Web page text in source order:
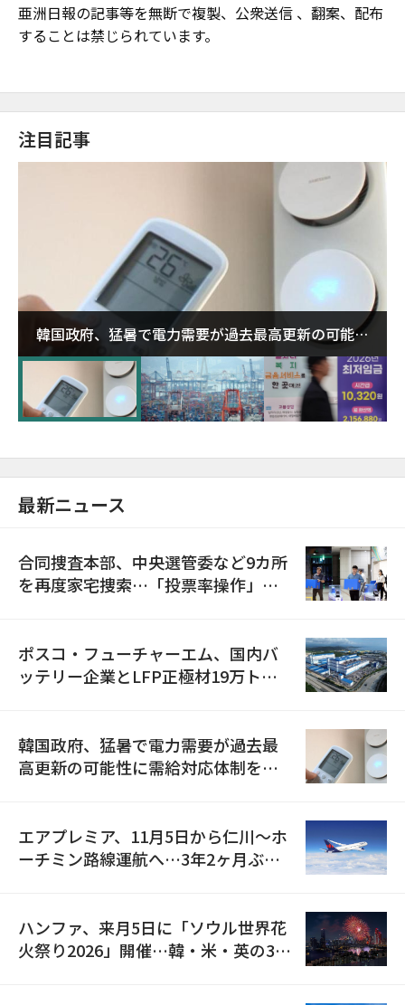
亜洲日報の記事等を無断で複製、公衆送信 、翻案、配布
することは禁じられています。
注目記事
韓国政府、猛暑で電力需要が過去最高更新の可能性
に需給対応体制を点検
最新ニュース
合同捜査本部、中央選管委など9カ所
を再度家宅捜索…「投票率操作」の
ポスコ・フューチャーエム、国内バ
ッテリー企業とLFP正極材19万トン
韓国政府、猛暑で電力需要が過去最
高更新の可能性に需給対応体制を点
エアプレミア、11月5日から仁川〜ホ
ーチミン路線運航へ…3年2ヶ月ぶり
ハンファ、来月5日に「ソウル世界花
火祭り2026」開催…韓・米・英の3カ